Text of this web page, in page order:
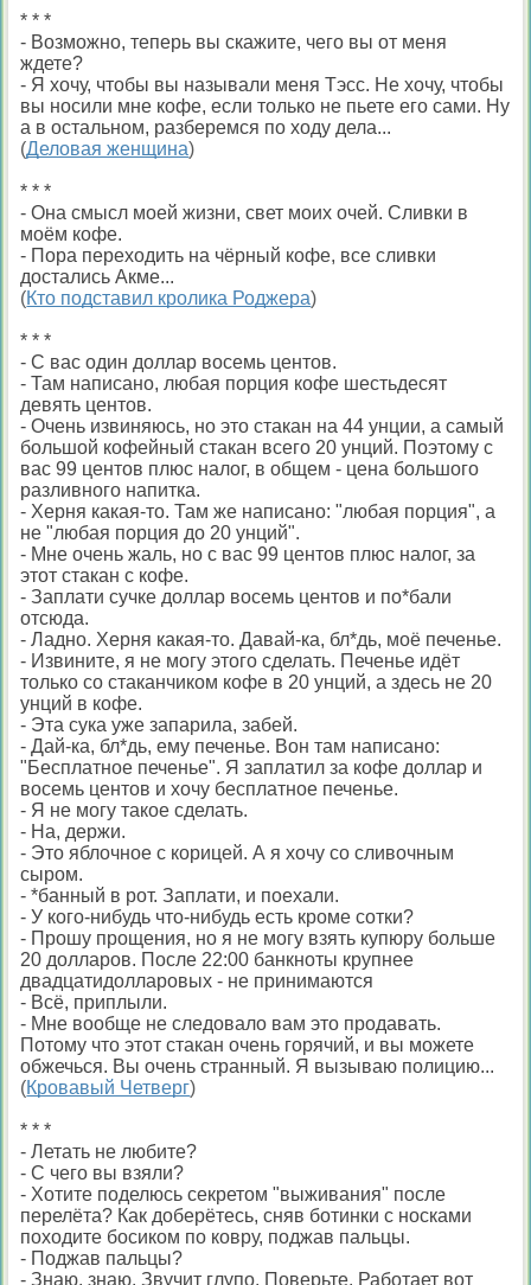
* * *
- Возможно, теперь вы скажите, чего вы от меня
ждете?
- Я хочу, чтобы вы называли меня Тэсс. Не хочу, чтобы
вы носили мне кофе, если только не пьете его сами. Ну
а в остальном, разберемся по ходу дела...
(Деловая женщина)
* * *
- Она смысл моей жизни, свет моих очей. Сливки в
моём кофе.
- Пора переходить на чёрный кофе, все сливки
достались Акме...
(Кто подставил кролика Роджера)
* * *
- С вас один доллар восемь центов.
- Там написано, любая порция кофе шестьдесят
девять центов.
- Очень извиняюсь, но это стакан на 44 унции, а самый
большой кофейный стакан всего 20 унций. Поэтому с
вас 99 центов плюс налог, в общем - цена большого
разливного напитка.
- Херня какая-то. Там же написано: "любая порция", а
не "любая порция до 20 унций".
- Мне очень жаль, но с вас 99 центов плюс налог, за
этот стакан с кофе.
- Заплати сучке доллар восемь центов и по*бали
отсюда.
- Ладно. Херня какая-то. Давай-ка, бл*дь, моё печенье.
- Извините, я не могу этого сделать. Печенье идёт
только со стаканчиком кофе в 20 унций, а здесь не 20
унций в кофе.
- Эта сука уже запарила, забей.
- Дай-ка, бл*дь, ему печенье. Вон там написано:
"Бесплатное печенье". Я заплатил за кофе доллар и
восемь центов и хочу бесплатное печенье.
- Я не могу такое сделать.
- На, держи.
- Это яблочное с корицей. А я хочу со сливочным
сыром.
- *банный в рот. Заплати, и поехали.
- У кого-нибудь что-нибудь есть кроме сотки?
- Прошу прощения, но я не могу взять купюру больше
20 долларов. После 22:00 банкноты крупнее
двадцатидолларовых - не принимаются
- Всё, приплыли.
- Мне вообще не следовало вам это продавать.
Потому что этот стакан очень горячий, и вы можете
обжечься. Вы очень странный. Я вызываю полицию...
(Кровавый Четверг)
* * *
- Летать не любите?
- С чего вы взяли?
- Хотите поделюсь секретом "выживания" после
перелёта? Как доберётесь, сняв ботинки с носками
походите босиком по ковру, поджав пальцы.
- Поджав пальцы?
- Знаю, знаю. Звучит глупо. Поверьте. Работает вот